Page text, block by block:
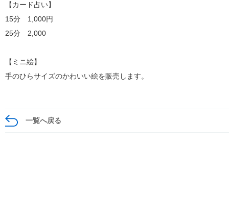
【カード占い】
15分 1,000円
25分 2,000
【ミニ絵】
手のひらサイズのかわいい絵を販売します。
一覧へ戻る